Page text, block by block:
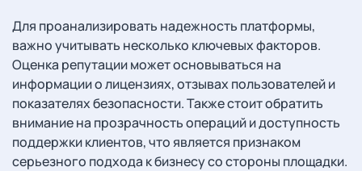
Для проанализировать надежность платформы,
важно учитывать несколько ключевых факторов.
Оценка репутации может основываться на
информации о лицензиях, отзывах пользователей и
показателях безопасности. Также стоит обратить
внимание на прозрачность операций и доступность
поддержки клиентов, что является признаком
серьезного подхода к бизнесу со стороны площадки.